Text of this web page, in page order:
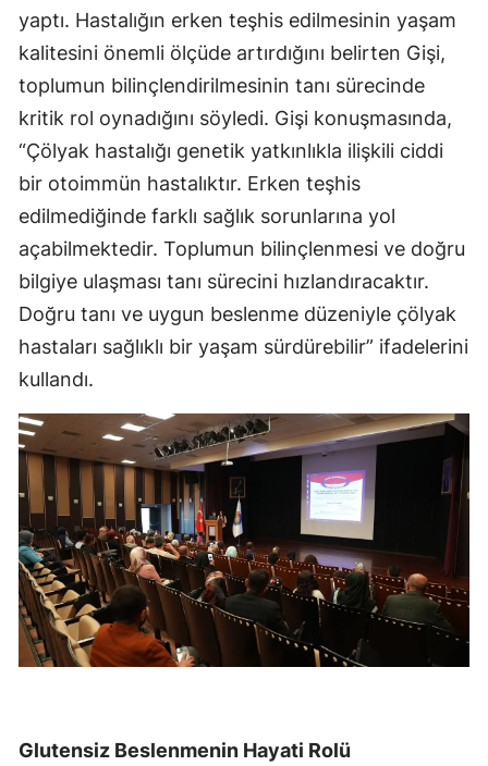
yaptı. Hastalığın erken teşhis edilmesinin yaşam
kalitesini önemli ölçüde artırdığını belirten Gişi,
toplumun bilinçlendirilmesinin tanı sürecinde
kritik rol oynadığını söyledi. Gişi konuşmasında,
“Çölyak hastalığı genetik yatkınlıkla ilişkili ciddi
bir otoimmün hastalıktır. Erken teşhis
edilmediğinde farklı sağlık sorunlarına yol
açabilmektedir. Toplumun bilinçlenmesi ve doğru
bilgiye ulaşması tanı sürecini hızlandıracaktır.
Doğru tanı ve uygun beslenme düzeniyle çölyak
hastaları sağlıklı bir yaşam sürdürebilir” ifadelerini
kullandı.
Glutensiz Beslenmenin Hayati Rolü